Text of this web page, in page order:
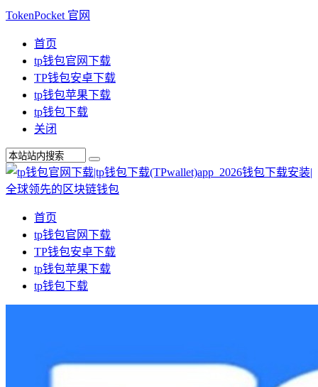
TokenPocket 官网
首页
tp钱包官网下载
TP钱包安卓下载
tp钱包苹果下载
tp钱包下载
关闭
首页
tp钱包官网下载
TP钱包安卓下载
tp钱包苹果下载
tp钱包下载